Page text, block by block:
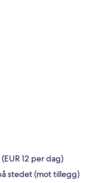
12 per dag)
stedet (mot tillegg)